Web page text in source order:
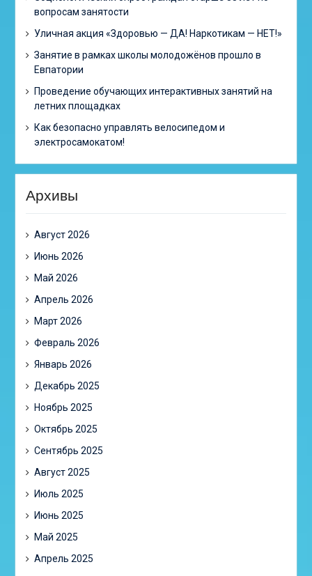
вопросам занятости
Уличная акция «Здоровью — ДА! Наркотикам — НЕТ!»
Занятие в рамках школы молодожёнов прошло в
Евпатории
Проведение обучающих интерактивных занятий на
летних площадках
Как безопасно управлять велосипедом и
электросамокатом!
Архивы
Август 2026
Июнь 2026
Май 2026
Апрель 2026
Март 2026
Февраль 2026
Январь 2026
Декабрь 2025
Ноябрь 2025
Октябрь 2025
Сентябрь 2025
Август 2025
Июль 2025
Июнь 2025
Май 2025
Апрель 2025